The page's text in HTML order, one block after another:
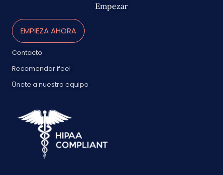
Empezar
EMPIEZA AHORA
Contacto
Recomendar ifeel
Únete a nuestro equipo